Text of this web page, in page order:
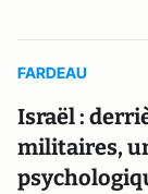
FARDEAU
Israël :
militaires,